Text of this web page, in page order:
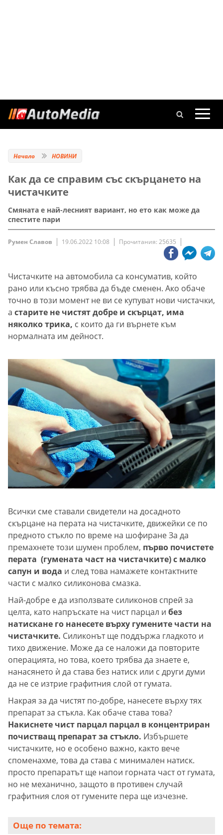
Начало НОВИНИ
Как да се справим със скърцането на
чистачките
Смяната е най-лесният вариант, но ето как може да
спестите пари
Румен Славов 19.06.2022 10:08 Прочитания: 25635
Чистачките на автомобила са консуматив, който
рано или късно трябва да бъде сменен. Ако обаче
точно в този момент не ви се купуват нови чистачки,
а старите не чистят добре и скърцат, има
няколко трика, с които да ги върнете към
нормалната им дейност.
Всички сме ставали свидетели на досадното
скърцане на перата на чистачките, движейки се по
предното стъкло по време на шофиране За да
премахнете този шумен проблем, първо почистете
перата (гумената част на чистачките) с малко
сапун и вода и след това намажете контактните
части с малко силиконова смазка.
Най-добре е да използвате силиконов спрей за
целта, като напръскате на чист парцал и без
натискане го нанесете върху гумените части на
чистачките. Силиконът ще поддържа гладкото и
тихо движение. Може да се наложи да повторите
операцията, но това, което трябва да знаете е,
нанасянето ѝ да става без натиск или с други думи
да не се изтрие графитния слой от гумата.
Накрая за да чистят по-добре, нанесете върху тях
препарат за стъкла. Как обаче става това?
Накиснете чист парцал парцал в концентриран
почистващ препарат за стъкло. Избършете
чистачките, но е особено важно, както вече
споменахме, това да става с минимален натиск.
просто препаратът ще напои горната част от гумата,
но не механично, защото в противен случай
графитния слоя от гумените пера ще изчезне.
Още по темата: